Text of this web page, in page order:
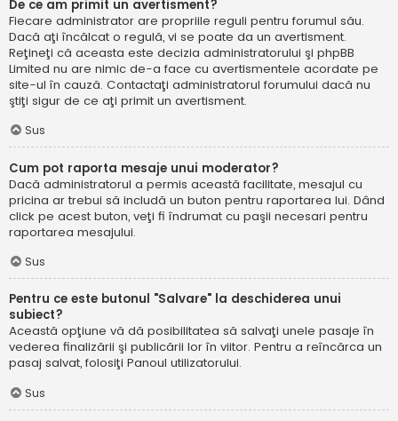
De ce am primit un avertisment?
Fiecare administrator are propriile reguli pentru forumul său.
Dacă aţi încălcat o regulă, vi se poate da un avertisment.
Reţineţi că aceasta este decizia administratorului şi phpBB
Limited nu are nimic de-a face cu avertismentele acordate pe
site-ul în cauză. Contactaţi administratorul forumului dacă nu
ştiţi sigur de ce aţi primit un avertisment.
Sus
Cum pot raporta mesaje unui moderator?
Dacă administratorul a permis această facilitate, mesajul cu
pricina ar trebui să includă un buton pentru raportarea lui. Dând
click pe acest buton, veţi fi îndrumat cu paşii necesari pentru
raportarea mesajului.
Sus
Pentru ce este butonul "Salvare" la deschiderea unui
subiect?
Această opţiune vă dă posibilitatea să salvaţi unele pasaje în
vederea finalizării şi publicării lor în viitor. Pentru a reîncărca un
pasaj salvat, folosiţi Panoul utilizatorului.
Sus